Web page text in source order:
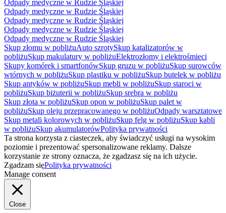
Odpady medyczne w Rudzie Śląskiej
Odpady medyczne w Rudzie Śląskiej
Odpady medyczne w Rudzie Śląskiej
Odpady medyczne w Rudzie Śląskiej
Odpady medyczne w Rudzie Śląskiej
Skup złomu w pobliżuAuto szrotySkup katalizatorów w
pobliżuSkup makulatury w pobliżuElektrozłomy i elektrośmieci
Skupy komórek i smartfonówSkup gruzu w pobliżuSkup surowców
wtórnych w pobliżuSkup plastiku w pobliżuSkup butelek w pobliżu
Skup antyków w pobliżuSkup mebli w pobliżuSkup staroci w
pobliżuSkup biżuterii w pobliżuSkup srebra w pobliżu
Skup złota w pobliżuSkup opon w pobliżuSkup palet w
pobliżuSkup oleju przepracowanego w pobliżuOdpady warsztatowe
Skup metali kolorowych w pobliżuSkup felg w pobliżuSkup kabli
w pobliżuSkup akumulatorówPolityka prywatności
Ta strona korzysta z ciasteczek, aby świadczyć usługi na wysokim
poziomie i prezentować spersonalizowane reklamy. Dalsze
korzystanie ze strony oznacza, że zgadzasz się na ich użycie.
Zgadzam sięPolityka prywatności
Manage consent
Close